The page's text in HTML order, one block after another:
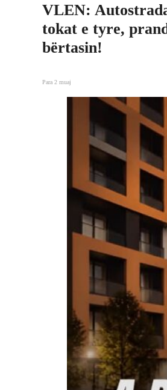
VLEN:
tokat e tyre,
bërtasin!
Para 2 muaj